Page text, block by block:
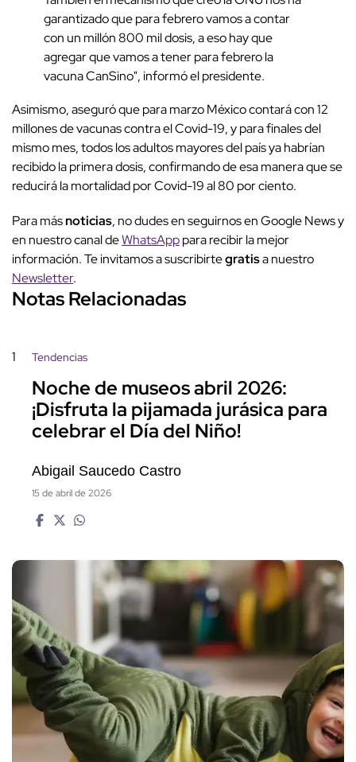
garantizado que para febrero vamos a contar
con un millón 800 mil dosis, a eso hay que
agregar que vamos a tener para febrero la
vacuna CanSino", informó el presidente.
Asimismo, aseguró que para marzo México contará con 12
millones de vacunas contra el Covid-19, y para finales del
mismo mes, todos los adultos mayores del país ya habrían
recibido la primera dosis, confirmando de esa manera que se
reducirá la mortalidad por Covid-19 al 80 por ciento.
Para másnoticias, no dudes en seguirnos en Google News y
en nuestro canal deWhatsApppara recibir la mejor
información. Te invitamos a suscribirtegratisa nuestro
Newsletter.
Notas Relacionadas
1 Tendencias
Noche de museos abril 2026:
¡Disfruta la pijamada jurásica para
celebrar el Día del Niño!
Abigail Saucedo Castro
15 de abril de 2026